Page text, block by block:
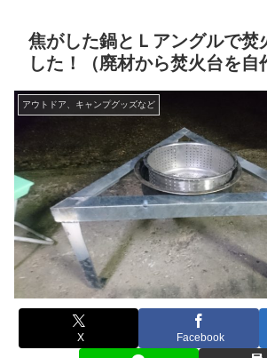
焦がした鍋とＬアングルで焚
した！（廃材から焚火台を自
アウトドア、キャンプグッズなど
X Facebook